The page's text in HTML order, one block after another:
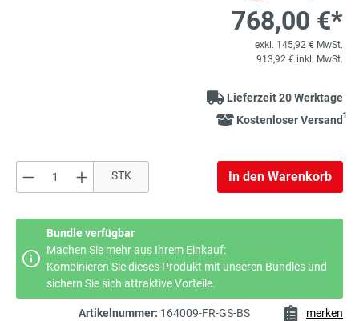
768,00 €*
exkl. 145,92 € MwSt.
913,92 € inkl. MwSt.
Lieferzeit 20 Werktage
Kostenloser Versand1
Produkt Anzahl: Gib den gewünschten
STK In den Warenkorb
Bundle verfügbar
Machen Sie mehr aus Ihrem Einkauf:
Kombinieren Sie dieses Produkt mit unseren Bundles und
sichern Sie sich attraktive Vorteile.
Artikelnummer: 164009-FR-GS-BS merken